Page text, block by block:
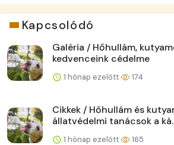
Kapcsolódó
Galéria / Hőhullám,
kedvenceink cédelme
1 hónap ezelőtt 174
Cikkek / Hőhullám és
állatvédelmi tanácsok a
1 hónap ezelőtt 165